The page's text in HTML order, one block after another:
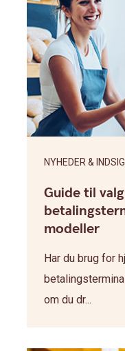
NYHEDER &
Guide til
modeller
Har du brug for
om du dr...